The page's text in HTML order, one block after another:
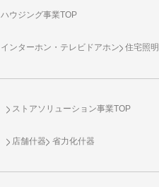
ハウジング事業TOP
インターホン・テレビドアホン 住宅照明
ストアソリューション事業TOP
店舗什器 省力化什器